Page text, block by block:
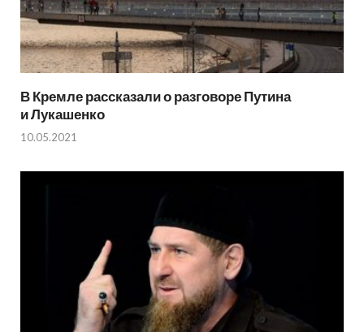
В Кремле рассказали о разговоре Путина
и Лукашенко
10.05.2021